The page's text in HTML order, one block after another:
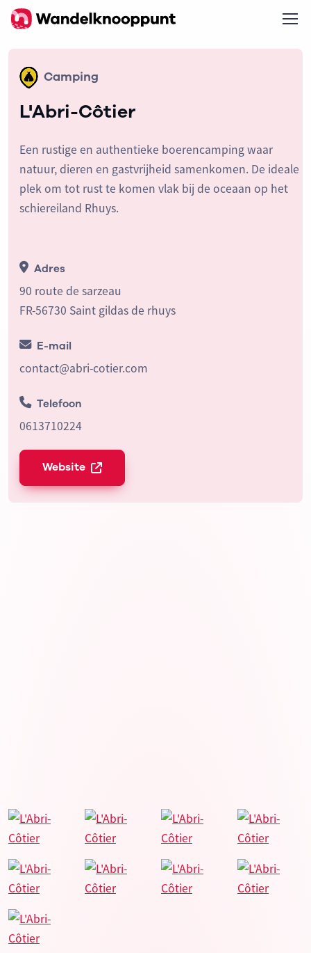
Camping
L'Abri-Côtier
Een rustige en authentieke boerencamping waar
natuur, dieren en gastvrijheid samenkomen. De ideale
plek om tot rust te komen vlak bij de oceaan op het
schiereiland Rhuys.
Adres
90 route de sarzeau
FR-56730 Saint gildas de rhuys
E-mail
contact@abri-cotier.com
Telefoon
0613710224
Website